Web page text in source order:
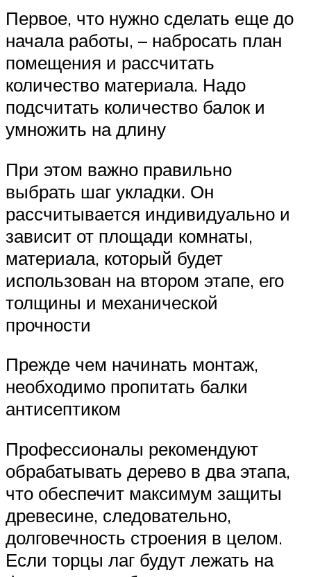
Первое, что нужно сделать еще до
начала работы, – набросать план
помещения и рассчитать
количество материала. Надо
подсчитать количество балок и
умножить на длину
При этом важно правильно
выбрать шаг укладки. Он
рассчитывается индивидуально и
зависит от площади комнаты,
материала, который будет
использован на втором этапе, его
толщины и механической
прочности
Прежде чем начинать монтаж,
необходимо пропитать балки
антисептиком
Профессионалы рекомендуют
обрабатывать дерево в два этапа,
что обеспечит максимум защиты
древесине, следовательно,
долговечность строения в целом.
Если торцы лаг будут лежать на